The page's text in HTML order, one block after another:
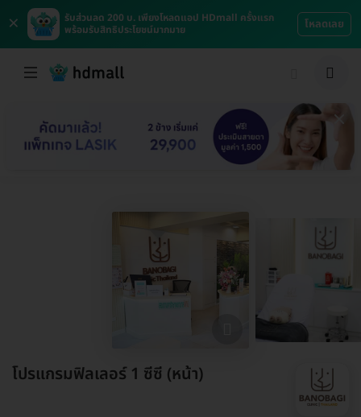
×
รับส่วนลด 200 บ. เพียงโหลดแอป HDmall ครั้งแรก
พร้อมรับสิทธิประโยชน์มากมาย
โหลดเลย
โปรแกรมฟิลเลอร์ 1 ซีซี (หน้า)